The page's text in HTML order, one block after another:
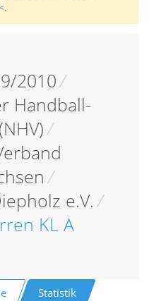
.
2010/
Handball-
/
/
e.V. /
KL A
Statistik